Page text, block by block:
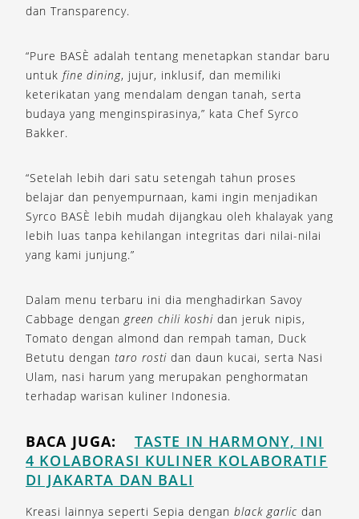
dan Transparency.
“Pure BASÈ adalah tentang menetapkan standar baru
untuk fine dining, jujur, inklusif, dan memiliki
keterikatan yang mendalam dengan tanah, serta
budaya yang menginspirasinya,” kata Chef Syrco
Bakker.
“Setelah lebih dari satu setengah tahun proses
belajar dan penyempurnaan, kami ingin menjadikan
Syrco BASÈ lebih mudah dijangkau oleh khalayak yang
lebih luas tanpa kehilangan integritas dari nilai-nilai
yang kami junjung.”
Dalam menu terbaru ini dia menghadirkan Savoy
Cabbage dengan green chili koshi dan jeruk nipis,
Tomato dengan almond dan rempah taman, Duck
Betutu dengan taro rosti dan daun kucai, serta Nasi
Ulam, nasi harum yang merupakan penghormatan
terhadap warisan kuliner Indonesia.
BACA JUGA:
TASTE IN HARMONY, INI
4 KOLABORASI KULINER KOLABORATIF
DI JAKARTA DAN BALI
Kreasi lainnya seperti Sepia dengan black garlic dan